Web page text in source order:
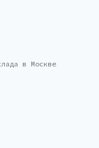
в Москве